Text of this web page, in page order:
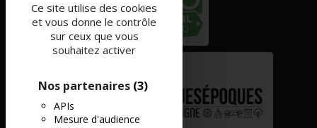
Ce site utilise des cookies
et vous donne le contrôle
sur ceux que vous
souhaitez activer
Nos partenaires (3)
APIs
Mesure d'audience